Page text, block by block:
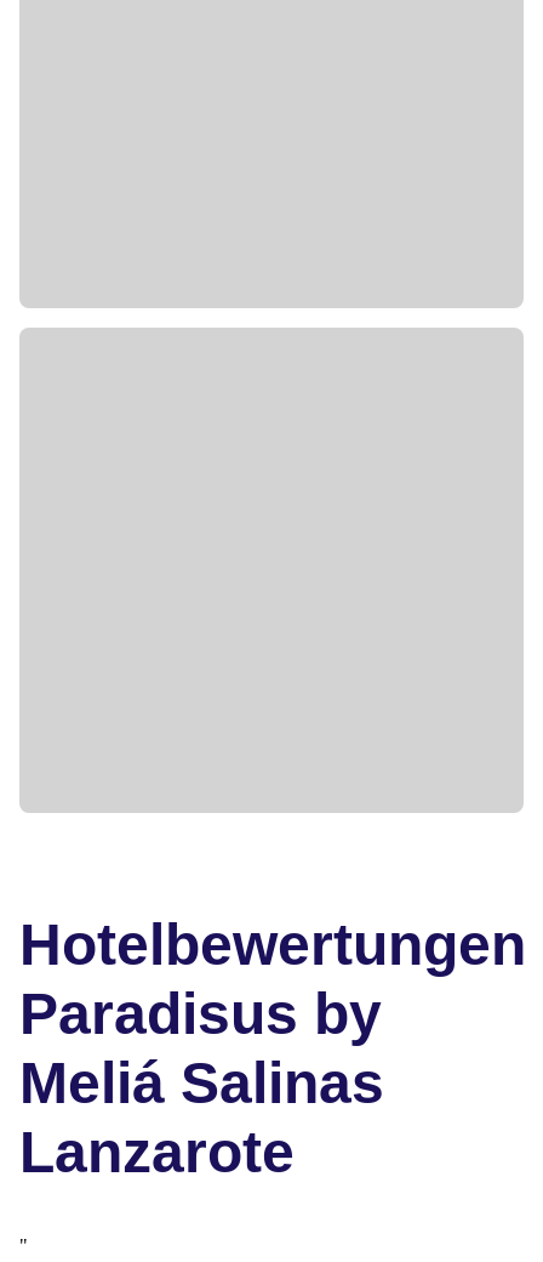
Hotelbewertungen
Paradisus by
Meliá Salinas
Lanzarote
"